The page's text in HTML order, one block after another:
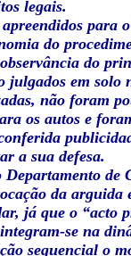
legais.
para
do
do
julgados em solo
não foram
os autos e
a sua defesa.
de
da
já que o “acto
se na
sequencial o